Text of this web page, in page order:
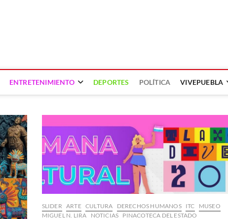
ENTRETENIMIENTO DEPORTES POLÍTICA VIVEPUEBLA
SLIDER ARTE CULTURA DERECHOS HUMANOS ITC
MUSEO
MIGUEL N. LIRA
NOTICIAS PINACOTECA DEL ESTADO